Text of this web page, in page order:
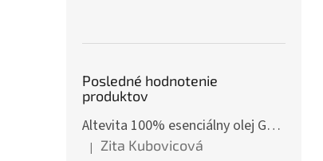
Posledné hodnotenie
produktov
Altevita 100% esenciálny olej GÁFOR – Olej pozitívnej energie 10ml
Hodnotenie produktu je 5 z 5 hviezdičiek.
| Zita Kubovicová